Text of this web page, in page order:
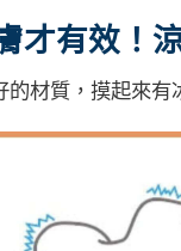
才有效！
材質，摸起來有